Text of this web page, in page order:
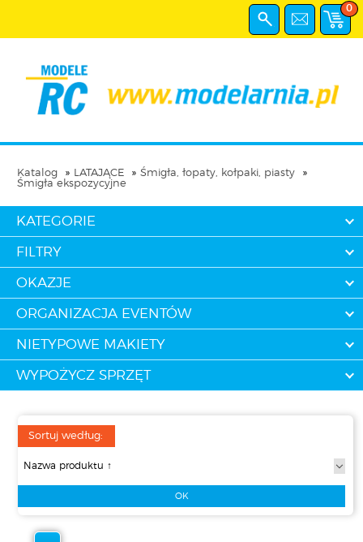
0
Katalog LATAJĄCE
Śmigła, łopaty, kołpaki, piasty
Śmigła ekspozycyjne
KATEGORIE
FILTRY
OKAZJE
ORGANIZACJA EVENTÓW
NIETYPOWE MAKIETY
WYPOŻYCZ SPRZĘT
Sortuj według: